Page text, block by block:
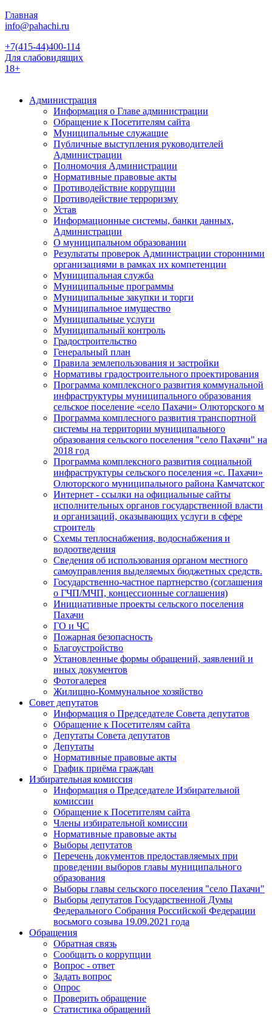
Главная
info@pahachi.ru
+7(415-44)400-114
Для слабовидящих
18+
Администрация
Информация о Главе администрации
Обращение к Посетителям сайта
Муниципальные служащие
Публичные выступления руководителей
Администрации
Полномочия Администрации
Нормативные правовые акты
Противодействие коррупции
Противодействие терроризму
Устав
Информационные системы, банки данных,
Администрации
О муниципальном образовании
Результаты проверок Администрации сторонними
организациями в рамках их компетенции
Муниципальная служба
Муниципальные программы
Муниципальные закупки и торги
Муниципальное имущество
Муниципальные услуги
Муниципальный контроль
Градостроительство
Генеральный план
Правила землепользования и застройки
Нормативы градостроительного проектирования
Программа комплексного развития коммунальной
инфраструктуры муниципального образования
сельское поселение «село Пахачи» Олюторского м
Программа комплесного развития транспортной
системы на территории муниципального
образования сельского поселения "село Пахачи" на
2018 год
Программа комплексного развития социальной
инфраструктуры сельского поселения «с. Пахачи»
Олюторского муниципального района Камчатског
Интернет - ссылки на официальные сайты
исполнительных органов государственной власти
и организаций, оказывающих услуги в сфере
строитель
Схемы теплоснабжения, водоснабжения и
водоотведения
Сведения об использования органом местного
самоуправления выделяемых бюджетных средств.
Государственно-частное партнерство (соглашения
о ГЧП/МЧП, концессионные соглашения)
Инициативные проекты сельского поселения
Пахачи
ГО и ЧС
Пожарная безопасность
Благоустройство
Установленные формы обращений, заявлений и
иных документов
Фотогалерея
Жилищно-Коммунальное хозяйство
Совет депутатов
Информация о Председателе Совета депутатов
Обращение к Посетителям сайта
Депутаты Совета депутатов
Депутаты
Нормативные правовые акты
График приёма граждан
Избирательная комиссия
Информация о Председателе Избирательной
комиссии
Обращение к Посетителям сайта
Члены избирательной комиссии
Нормативные правовые акты
Выборы депутатов
Перечень документов предоставляемых при
проведении выборов главы муниципального
образования
Выборы главы сельского поселения "село Пахачи"
Выборы депутатов Государственной Думы
Федерального Собрания Российской Федерации
восьмого созыва 19.09.2021 года
Обращения
Обратная связь
Сообщить о коррупции
Вопрос - ответ
Задать вопрос
Опрос
Проверить обращение
Статистика обращений